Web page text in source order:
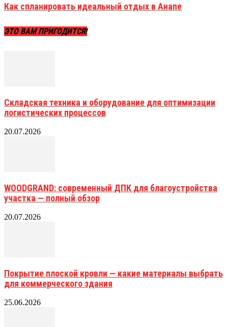
Как спланировать идеальный отдых в Анапе
ЭТО ВАМ ПРИГОДИТСЯ!
Складская техника и оборудование для оптимизации
логистических процессов
20.07.2026
WOODGRAND: современный ДПК для благоустройства
участка — полный обзор
20.07.2026
Покрытие плоской кровли — какие материалы выбрать
для коммерческого здания
25.06.2026